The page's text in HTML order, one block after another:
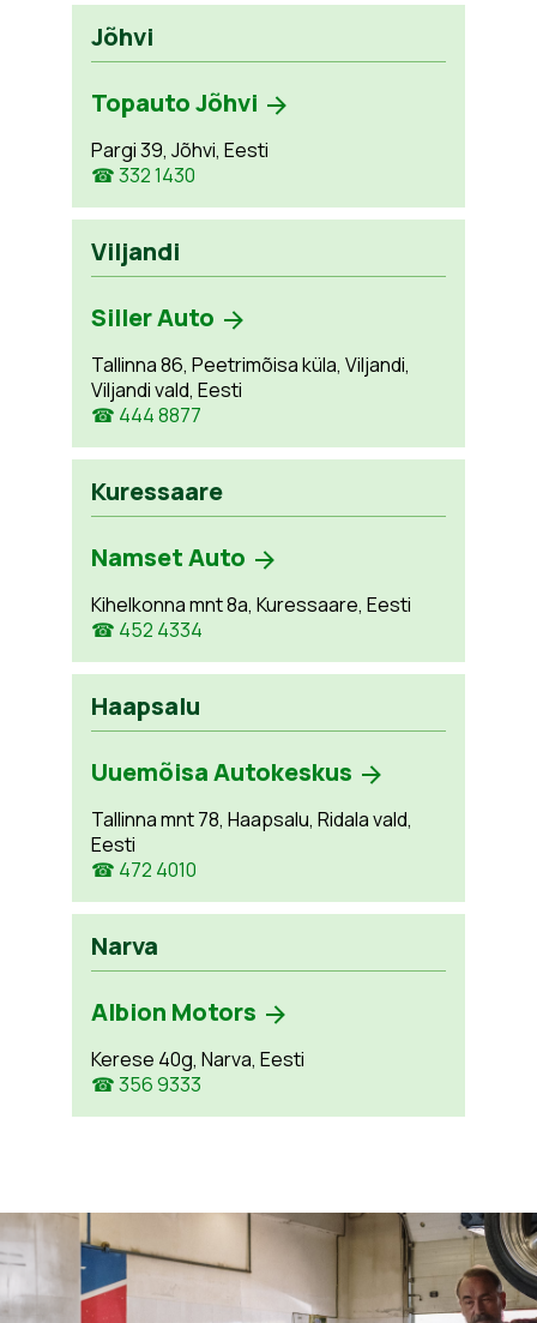
Jõhvi
Topauto Jõhvi
Pargi 39, Jõhvi, Eesti
☎ 332 1430
Viljandi
Siller Auto
Tallinna 86, Peetrimõisa küla, Viljandi,
Viljandi vald, Eesti
☎ 444 8877
Kuressaare
Namset Auto
Kihelkonna mnt 8a, Kuressaare, Eesti
☎ 452 4334
Haapsalu
Uuemõisa Autokeskus
Tallinna mnt 78, Haapsalu, Ridala vald,
Eesti
☎ 472 4010
Narva
Albion Motors
Kerese 40g, Narva, Eesti
☎ 356 9333